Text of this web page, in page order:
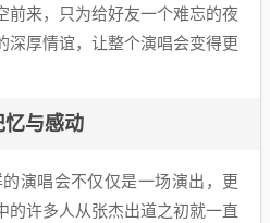
前来，只为给好友一个难忘的夜
深厚情谊，让整个演唱会变得更
忆与感动
演唱会不仅仅是一场演出，更
的许多人从张杰出道之初就一直